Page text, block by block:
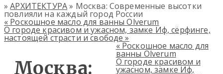
»АРХИТЕКТУРА» Москва: Современные высотки
повлияли на каждый город России
« Роскошное масло для ванны Olverum
О городе красивом и ужасном, замке Иф, сёрфинге,
настоящей страсти и свободе»
Москва:
«Роскошное масло для
ванны Olverum
О городе красивом и
ужасном, замке Иф,